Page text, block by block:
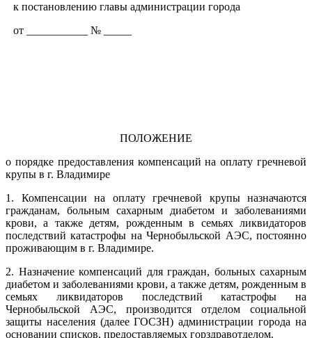
к постановлению главы администрации города
от ___________ № _____
ПОЛОЖЕНИЕ
о порядке предоставления компенсаций на оплату гречневой
крупы в г. Владимире
1. Компенсации на оплату гречневой крупы назначаются
гражданам, больным сахарным диабетом и заболеваниями
крови, а также детям, рожденным в семьях ликвидаторов
последствий катастрофы на Чернобыльской АЭС, постоянно
проживающим в г. Владимире.
2. Назначение компенсаций для граждан, больных сахарным
диабетом и заболеваниями крови, а также детям, рожденным в
семьях ликвидаторов последствий катастрофы на
Чернобыльской АЭС, производится отделом социальной
защиты населения (далее ГОСЗН) администрации города на
основании списков, предоставляемых горздравотделом.